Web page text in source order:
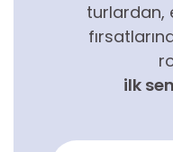
turlardan,
ilk